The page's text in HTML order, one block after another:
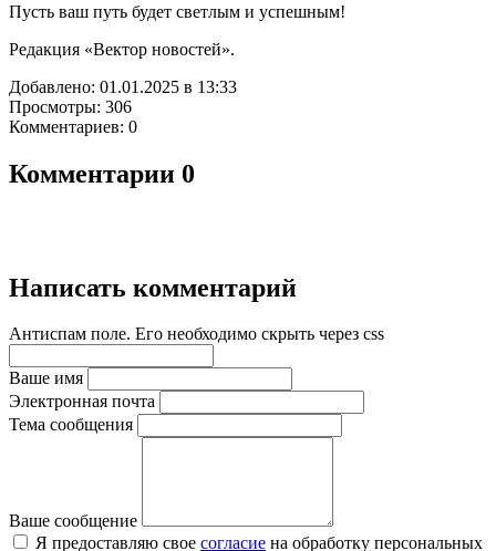
Пусть ваш путь будет светлым и успешным!
Редакция «Вектор новостей».
Добавлено: 01.01.2025 в 13:33
Просмотры: 306
Комментариев: 0
Комментарии 0
Написать комментарий
Антиспам поле. Его необходимо скрыть через css
Ваше имя
Электронная почта
Тема сообщения
Ваше сообщение
Я предоставляю свое согласие на обработку персональных